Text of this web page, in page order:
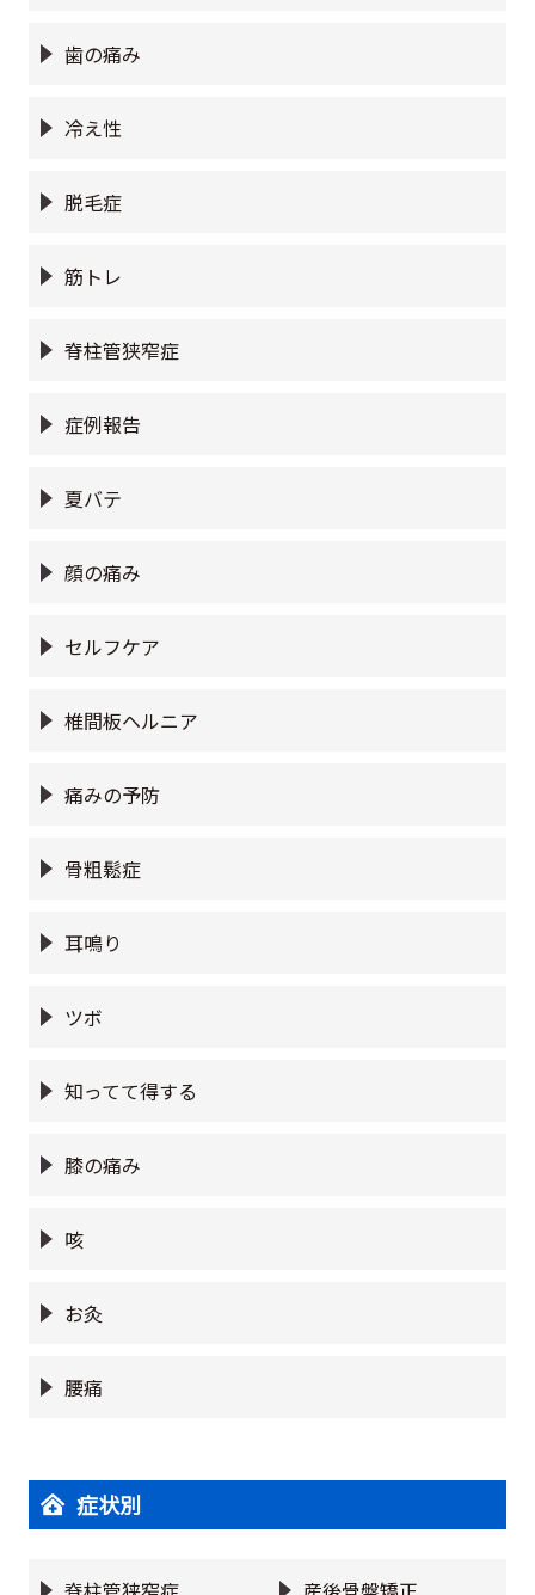
歯の痛み
冷え性
脱毛症
筋トレ
脊柱管狭窄症
症例報告
夏バテ
顔の痛み
セルフケア
椎間板ヘルニア
痛みの予防
骨粗鬆症
耳鳴り
ツボ
知ってて得する
膝の痛み
咳
お灸
腰痛
症状別